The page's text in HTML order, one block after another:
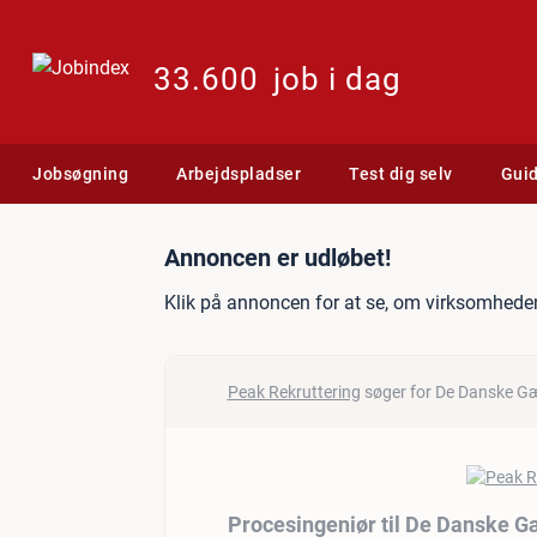
33.600 job i dag
Jobsøgning Arbejdspladser Test dig selv
Jobannonce:
Annoncen er udløbet!
Klik på annoncen for at se, om
Peak Rekruttering søger for De Danske
Procesingeniør til De Danske